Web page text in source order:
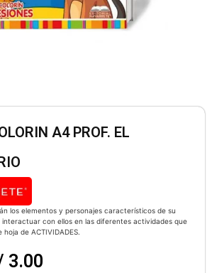
A4 PROF. EL
los elementos y personajes característicos de su
con ellos en las diferentes actividades que
de ACTIVIDADES.
3.00